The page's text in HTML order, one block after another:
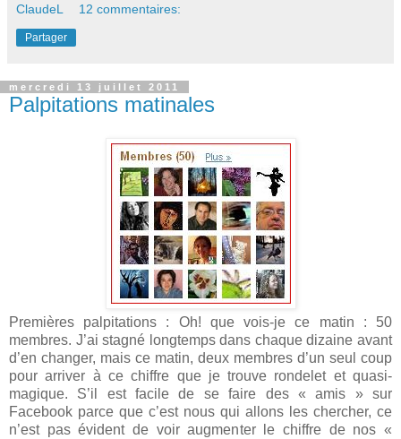
ClaudeL 12 commentaires:
Partager
mercredi 13 juillet 2011
Palpitations matinales
Premières palpitations : Oh! que vois-je ce matin : 50
membres. J’ai stagné longtemps dans chaque dizaine avant
d’en changer, mais ce matin, deux membres d’un seul coup
pour arriver à ce chiffre que je trouve rondelet et quasi-
magique. S’il est facile de se faire des « amis » sur
Facebook parce que c’est nous qui allons les chercher, ce
n’est pas évident de voir augmenter le chiffre de nos «